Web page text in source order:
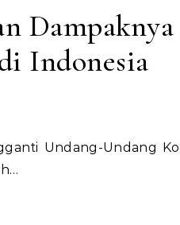
Dampaknya
Indonesia